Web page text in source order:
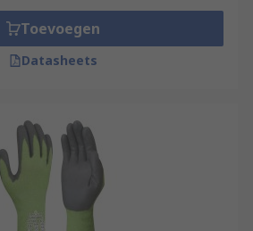
Toevoegen
Datasheets